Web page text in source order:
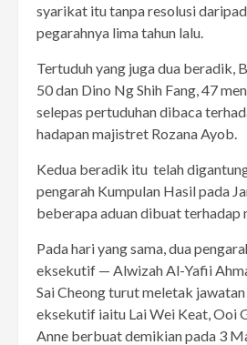
syarikat itu tanpa resolusi
pegarahnya lima tahun lalu.
Tertuduh yang juga dua beradik,
50 dan Dino Ng Shih Fang, 47
selepas pertuduhan dibaca
hadapan majistret Rozana Ayob.
Kedua beradik itu telah
pengarah Kumpulan Hasil pada
beberapa aduan dibuat terhadap
Pada hari yang sama, dua
eksekutif — Alwizah Al-Yafii
Sai Cheong turut meletak
eksekutif iaitu Lai Wei Keat, Ooi
Anne berbuat demikian pada 3